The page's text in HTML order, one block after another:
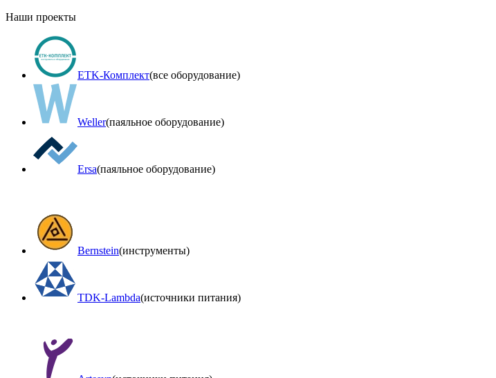
Наши проекты
ETK-Комплект(все оборудование)
Weller(паяльное оборудование)
Ersa(паяльное оборудование)
Bernstein(инструменты)
TDK-Lambda(источники питания)